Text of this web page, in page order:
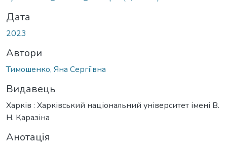
Дата
2023
Автори
Тимошенко, Яна Сергіївна
Видавець
Харків : Харківський національний університет імені В.
Н. Каразіна
Анотація